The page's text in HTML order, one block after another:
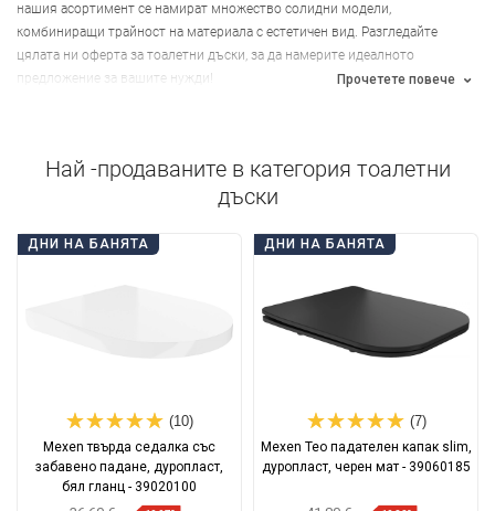
нашия асортимент се намират множество солидни модели,
комбиниращи трайност на материала с естетичен вид. Разгледайте
цялата ни оферта за тоалетни дъски, за да намерите идеалното
предложение за вашите нужди!
Прочетете повече
Най -продаваните в категория тоалетни
дъски
ДНИ НА БАНЯТА
(10)
Mexen твърда седалка със
забавено падане, дуропласт,
бял гланц - 39020100
ДНИ НА БАНЯТА
(7)
Mexen Teo падателен капак slim,
дуропласт, черен мат - 39060185